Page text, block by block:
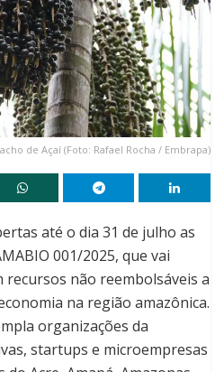
de Açaí (Foto: Rafael Rocha / Embrapa)
até o dia 31 de julho as
001/2025, que vai
recursos não reembolsáveis a
na região amazônica.
organizações da
startups e microempresas